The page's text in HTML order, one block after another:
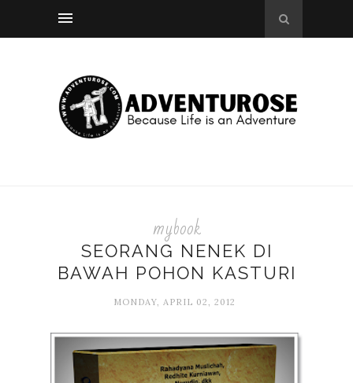
mybook
SEORANG NENEK DI
BAWAH POHON KASTURI
MONDAY, APRIL 02, 2012